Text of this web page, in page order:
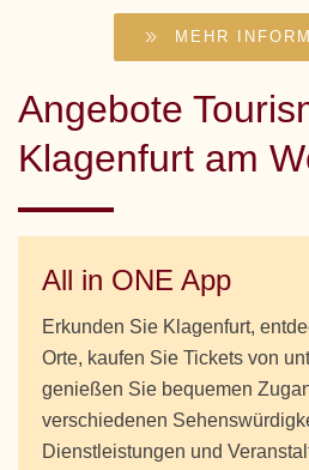
MEHR
Angebote
Klagenfurt am
All in ONE App
Erkunden Sie Klagenfurt,
Orte, kaufen Sie Tickets von
genießen Sie bequemen
verschiedenen
Dienstleistungen und